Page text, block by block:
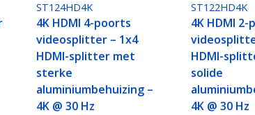
ST124HD4K
4K HDMI 4-poorts
videosplitter – 1x4
HDMI-splitter met
sterke
aluminiumbehuizing –
4K @ 30 Hz
ST122HD4K
4K HDMI
HDMI-
solide
4K @ 30 Hz